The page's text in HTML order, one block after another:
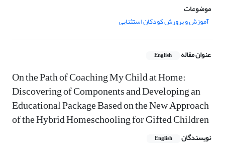
موضوعات
آموزش و پرورش کودکان استثنایی
عنوان مقاله English
On the Path of Coaching My Child at Home:
Discovering of Components and Developing an
Educational Package Based on the New Approach
of the Hybrid Homeschooling for Gifted Children
نویسندگان English